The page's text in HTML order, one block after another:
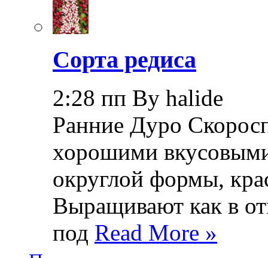
Сорта редиса
2:28 пп By halide
Ранние Дуро
хорошими
округлой формы,
Выращивают как в
под Read More »